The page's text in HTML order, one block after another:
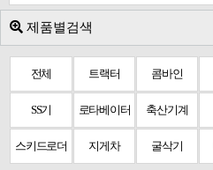
제품별검색
전체 트랙터 콤바인
SS기 로타베이터 축산기계
스키드로더 지게차 굴삭기